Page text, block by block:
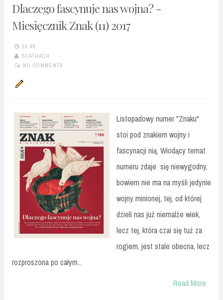
Dlaczego fascynuje nas wojna? -
Miesięcznik Znak (11) 2017
19:49
SCATHACH
NO COMMENTS
Listopadowy numer "Znaku"
stoi pod znakiem wojny i
fascynacji nią. Wiodący temat
numeru zdaje się niewygodny,
bowiem nie ma na myśli jedynie
wojny minionej, tej, od której
dzieli nas już niemalże wiek,
lecz tej, która czai się tuż za
rogiem, jest stale obecna, lecz
rozproszona po całym...
Read More